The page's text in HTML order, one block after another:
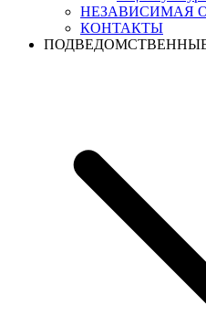
НЕЗАВИСИМАЯ
КОНТАКТЫ